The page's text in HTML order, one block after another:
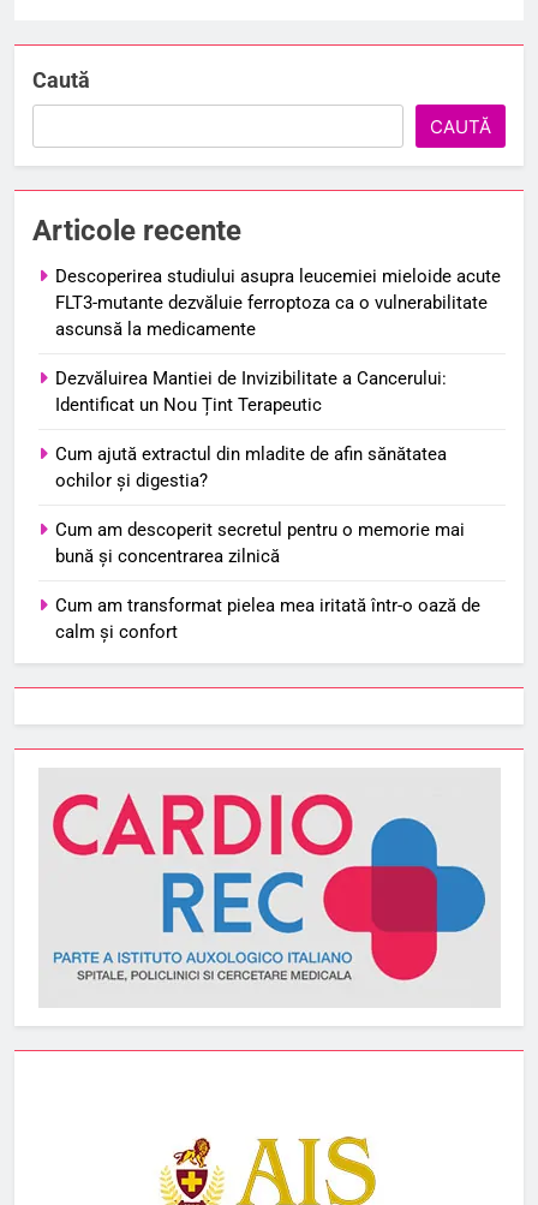
Caută
CAUTĂ
Articole recente
Descoperirea studiului asupra leucemiei mieloide acute
FLT3-mutante dezvăluie ferroptoza ca o vulnerabilitate
ascunsă la medicamente
Dezvăluirea Mantiei de Invizibilitate a Cancerului:
Identificat un Nou Țint Terapeutic
Cum ajută extractul din mladite de afin sănătatea
ochilor și digestia?
Cum am descoperit secretul pentru o memorie mai
bună și concentrarea zilnică
Cum am transformat pielea mea iritată într-o oază de
calm și confort